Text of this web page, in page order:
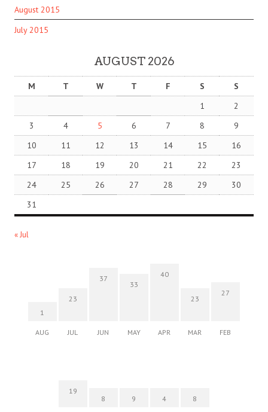
August 2015
July 2015
AUGUST 2026
M T W T F S
S
1
2
3
4 5 6 7 8
9
10
11 12 13 14 15
16
17
18 19 20 21 22
23
24
25 26 27 28 29
30
31
« Jul
1
AUG
23
JUL
37
JUN
33
MAY
40
APR
23
MAR
27
FEB
19
8
9 4 8